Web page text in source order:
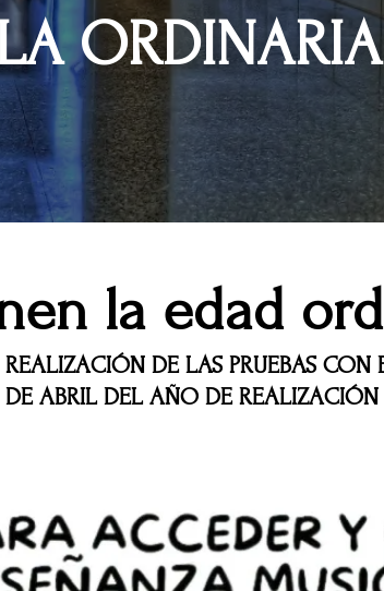
ORDINARIA
la edad
DE LAS PRUEBAS CON
ABRIL DEL AÑO DE REALIZACIÓN